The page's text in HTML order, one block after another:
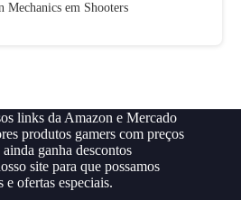
Mechanics em Shooters
links da Amazon e Mercado
produtos gamers com preços
ganha descontos
site para que possamos
ofertas especiais.